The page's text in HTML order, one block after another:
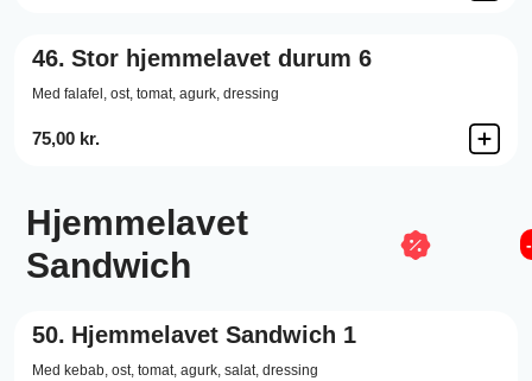
46. Stor hjemmelavet durum 6
Med falafel, ost, tomat, agurk, dressing
75,00 kr.
Hjemmelavet
Sandwich
50. Hjemmelavet Sandwich 1
Med kebab, ost, tomat, agurk, salat, dressing